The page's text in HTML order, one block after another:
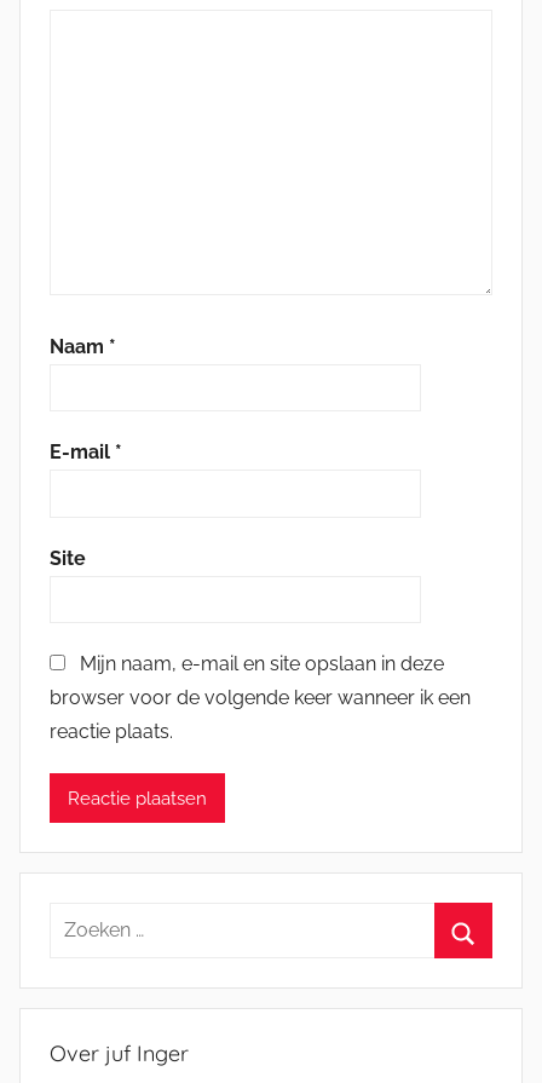
Naam *
E-mail *
Site
Mijn naam, e-mail en site opslaan in deze
browser voor de volgende keer wanneer ik een
reactie plaats.
Zoeken
Over juf Inger